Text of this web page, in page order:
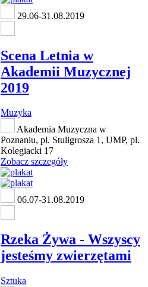
29.06-31.08.2019
Scena Letnia w
Akademii Muzycznej
2019
Muzyka
Akademia Muzyczna w
Poznaniu, pl. Stuligrosza 1, UMP, pl.
Kolegiacki 17
Zobacz szczegóły
06.07-31.08.2019
Rzeka Żywa - Wszyscy
jesteśmy zwierzętami
Sztuka